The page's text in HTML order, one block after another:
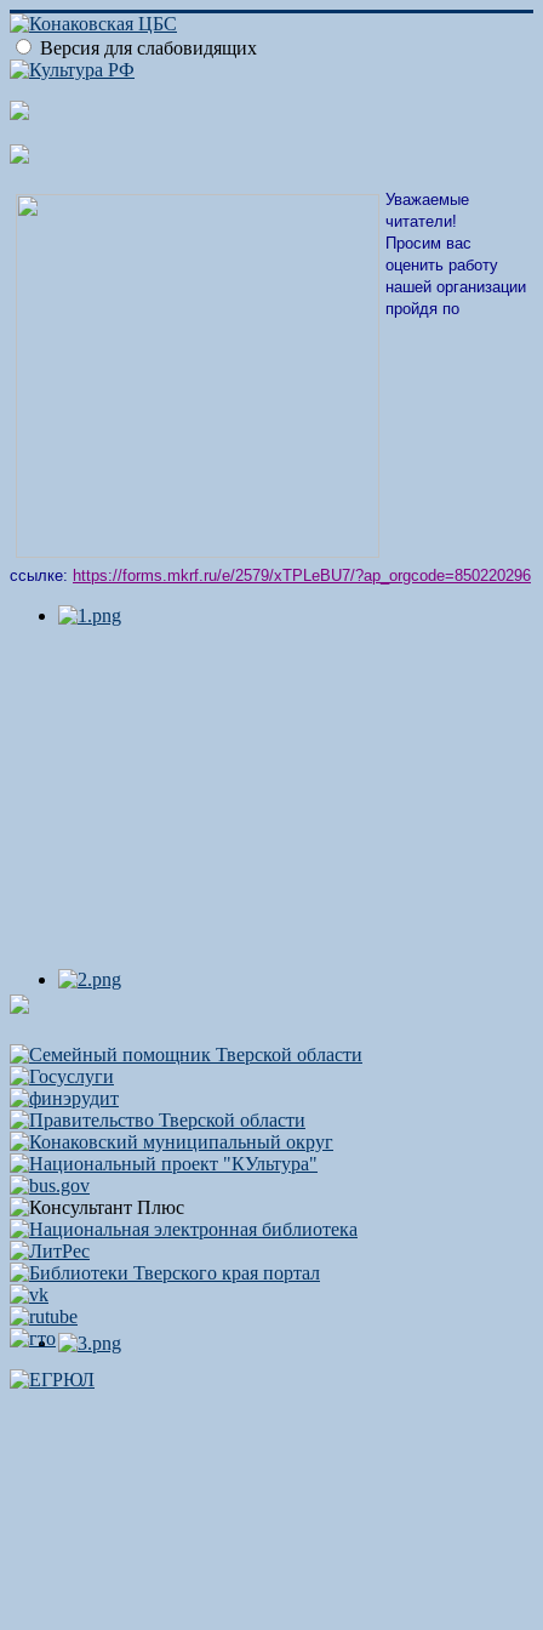
Версия для слабовидящих
Уважаемые
читатели!
Просим вас
оценить работу
нашей организации
пройдя по
ссылке: https://forms.mkrf.ru/e/2579/xTPLeBU7/?ap_orgcode=850220296